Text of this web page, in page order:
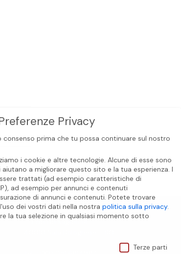
CONTATTI
Via dei Bersaglieri 14
Privacy
prima che tu possa continuare sul nostro
i cookie e altre tecnologie. Alcune di esse sono
a migliorare questo sito e la tua esperienza. I
trattati (ad esempio caratteristiche di
ad esempio per annunci e contenuti
di annunci e contenuti. Potete trovare
dei vostri dati nella nostra politica sulla privacy.
la tua selezione in qualsiasi momento sotto
Terze parti